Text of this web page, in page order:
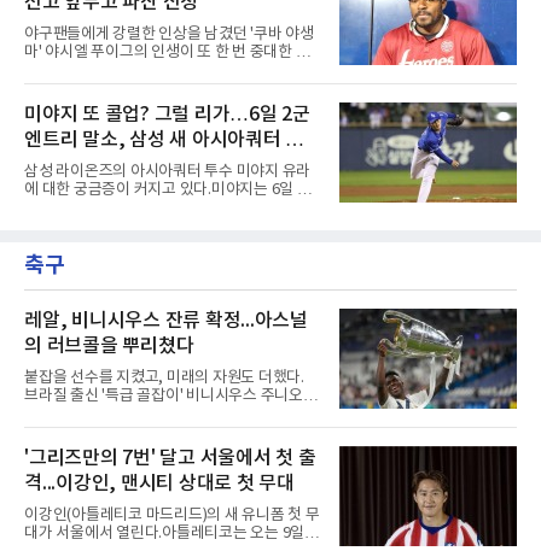
을 던졌다.물론 144경기가 세계적으로 특별히
많은 숫자는 아니다. 메이저리그는 팀당 162경
기, 일본프로야구도 143~144경기를 치른다. 숫
자만 놓고 보면 KBO가 유난히 혹사 구조라고 말
비교하기 어려울 정도로 폭염이 길어지고 강해
지고 있다. 여기에 장마, 이
야구팬들에게 강렬한 인상을 남겼던 '쿠바 야생
마' 야시엘 푸이그의 인생이 또 한 번 중대한 갈
거액을 벌었던 푸이그가 연방 사건 선고를 앞두
고 파산보호를 신청했다.푸이그는 최근 미국 플
로리다 파산 법원에 챕터11 파산보호 신청을 냈
다. 챕터11은 기업이나 개인이 채권자들과 협의
를 통해 재정 구조를 재편할 수 있도록 돕는 제도
다.미 매체들에 따르면 푸이그의 자산 규모는
1000만~5000만 달러(약 146억~730억 원), 부
산 내역 등 일부 필수 자료가 빠졌다며 서류 미비
를 지적했다.관심이 쏠리는 이
미야지 또 콜업? 그럴 리가…6일 2군
엔트리 말소, 삼성 새 아시아쿼터 찾았
나
삼성 라이온즈의 아시아쿼터 투수 미야지 유라
에 대한 궁금증이 커지고 있다.미야지는 6일 퓨
현재 미야지의 상황을 고려하면 단순한 1군 콜
업 준비로 보기에는 무리가 있어보인다.미야지
무대에서는 제구 불안이 반복됐다. 빠른 공이라
는 확실한 장점을 갖고 있음에도 볼넷과 사구가
이어지면서 안정감을 보여주지 못했다.삼성으로
서는 고민이 깊어질 수밖에 없다.아시아쿼터 시
장 특성상 교체가 쉽지는 않지만, 시즌 후반 순
위 경쟁을 생각하면 불안한
축구
레알, 비니시우스 잔류 확정...아스널
의 러브콜을 뿌리쳤다
붙잡을 선수를 지켰고, 미래의 자원도 더했다.
브라질 출신 '특급 골잡이' 비니시우스 주니오르
이어간다.스페인 프로축구 프리메라리가 '거함'
레알 마드리드는 7일(한국시간) 비니시우스와
2032년 6월 30일까지 유효한 6년 연장 계약에
합의했다고 공식 발표했다. 비니시우스는 재계
약 확정 후 사회관계망서비스(SNS)에 베르나베
우에서의 8년은 너무 짧다며, 앞으로 6년, 그리
고 영원히 함께하겠다고 애정을 드러냈다.성사
'그리즈만의 7번' 달고 서울에서 첫 출
격...이강인, 맨시티 상대로 첫 무대
이강인(아틀레티코 마드리드)의 새 유니폼 첫 무
대가 서울에서 열린다.아틀레티코는 오는 9일